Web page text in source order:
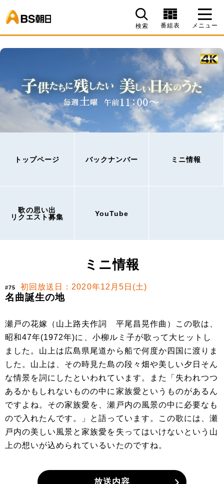
検索 番組表 メニュー
トップページ バックナンバー ミニ情報
歌の思い出
リクエスト募集
YouTube
ミニ情報
#75 初回放送日：2020年12月5日(土)
名曲誕生の地
瀬戸の花嫁（山上路夫作詞 平尾昌晃作曲）この歌は、
昭和47年(1972年)に、小柳ルミ子が歌って大ヒットし
ました。山上は広島県尾道から船で何度か四国に渡りま
した。山上は、その時見た島の段々畑や美しい夕日そん
な情景を詞にしたといわれています。また「失われつつ
あるかもしれないものの中に家族愛というものがあるん
ですよね。その家族愛を、瀬戸内の風景の中に必要なも
ので入れたんです。」と語っています。この歌には、瀬
戸内の美しい風景と家族愛を失ってはいけないという山
上の想いが込められているいたのですね。
放送内容